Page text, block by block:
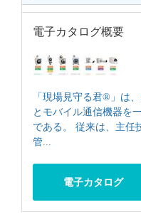
電子カタログ概要
「現場見守る君®」は
とモバイル通信機器を
である。 従来は、主任
管...
電子カタログ